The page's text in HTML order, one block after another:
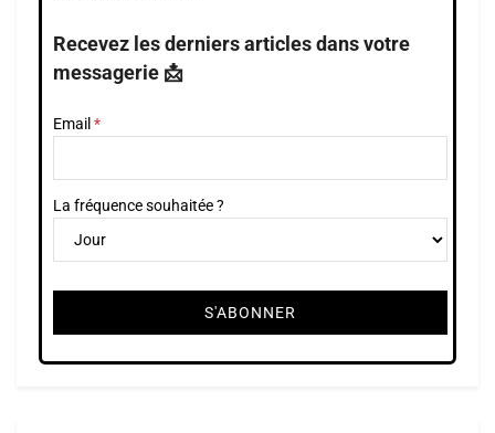
Recevez les derniers articles dans votre
messagerie 📩
Email
La fréquence souhaitée ?